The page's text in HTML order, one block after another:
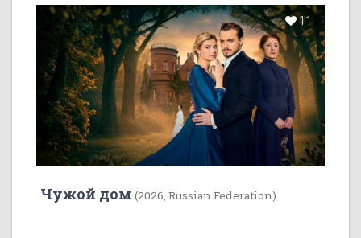
11
Чужой дом (2026, Russian Federation)